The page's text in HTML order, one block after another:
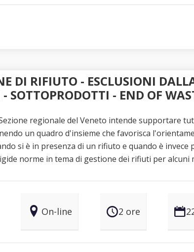
DI RIFIUTO - ESCLUSIONI
SOTTOPRODOTTI - END OF
regionale del Veneto intende supportare
un quadro d'insieme che favorisca
si è in presenza di un rifiuto e quando è invece
norme in tema di gestione dei rifiuti per alcuni
On-line 2 ore